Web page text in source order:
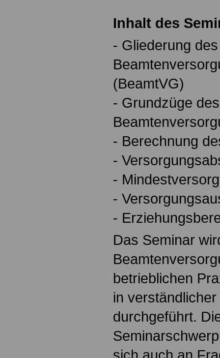
Inhalt des
- Gliederung des
(BeamtVG)
- Grundzüge des
- Berechnung
-
-
-
-
Das Seminar
betrieblichen
in
durchgeführt.